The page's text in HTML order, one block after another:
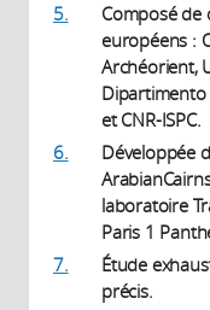
5.
Composé
européens :
Archéorient,
Dipartimento
et CNR-ISPC.
6.
Développée
laboratoire
Paris 1
7.
Étude
précis.